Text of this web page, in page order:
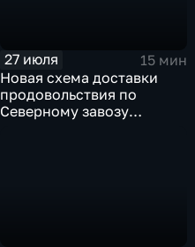
27 июля
15 мин
Новая схема доставки
продовольствия по
Северному завозу